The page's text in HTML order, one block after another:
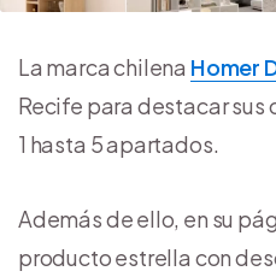
La marca chilena Homer
Recife para destacar sus
1 hasta 5 apartados.
Además de ello, en su
producto estrella con